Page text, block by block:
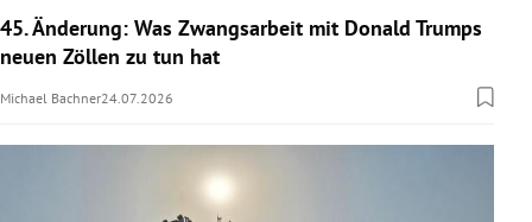
45. Änderung: Was Zwangsarbeit mit Donald Trumps
neuen Zöllen zu tun hat
Michael Bachner24.07.2026